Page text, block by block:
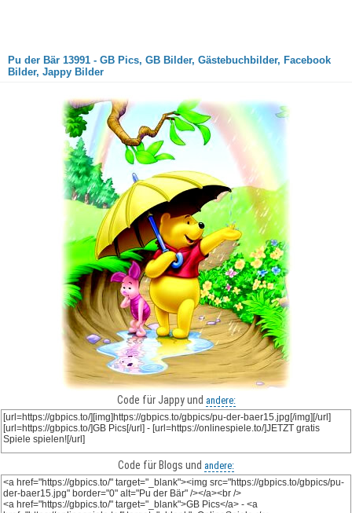
Pu der Bär 13991 - GB Pics, GB Bilder, Gästebuchbilder, Facebook
Bilder, Jappy Bilder
Code für Jappy und andere:
Code für Blogs und andere: